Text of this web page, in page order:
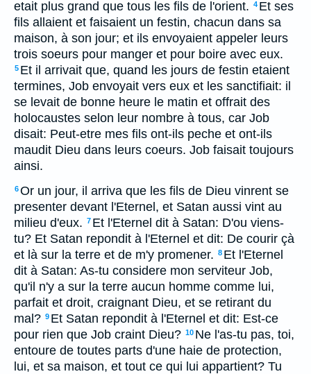
etait plus grand que tous les fils de l'orient. 4 Et ses
fils allaient et faisaient un festin, chacun dans sa
maison, à son jour; et ils envoyaient appeler leurs
trois soeurs pour manger et pour boire avec eux.
5 Et il arrivait que, quand les jours de festin etaient
termines, Job envoyait vers eux et les sanctifiait: il
se levait de bonne heure le matin et offrait des
holocaustes selon leur nombre à tous, car Job
disait: Peut-etre mes fils ont-ils peche et ont-ils
maudit Dieu dans leurs coeurs. Job faisait toujours
ainsi.
6Or un jour, il arriva que les fils de Dieu vinrent se
presenter devant l'Eternel, et Satan aussi vint au
milieu d'eux. 7 Et l'Eternel dit à Satan: D'ou viens-
tu? Et Satan repondit à l'Eternel et dit: De courir çà
et là sur la terre et de m'y promener. 8 Et l'Eternel
dit à Satan: As-tu considere mon serviteur Job,
qu'il n'y a sur la terre aucun homme comme lui,
parfait et droit, craignant Dieu, et se retirant du
mal? 9 Et Satan repondit à l'Eternel et dit: Est-ce
pour rien que Job craint Dieu? 10 Ne l'as-tu pas, toi,
entoure de toutes parts d'une haie de protection,
lui, et sa maison, et tout ce qui lui appartient? Tu